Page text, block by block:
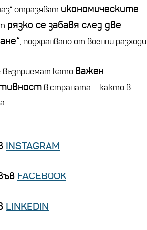
отразяват икономическите
рязко се забавя след две
, подхранвано от военни разходи.
възприемат като важен
в страната – както в
INSTAGRAM
FACEBOOK
LINKEDIN